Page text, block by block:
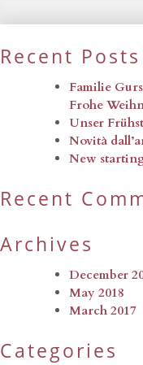
Recent Posts
Familie
Frohe
Unser
Novità
New
Recent
Archives
December
May 2018
March 2017
Categories